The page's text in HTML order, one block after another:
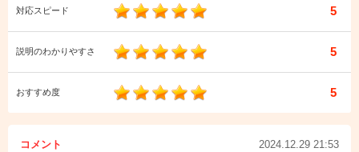
対応スピード 5
説明のわかりやすさ 5
おすすめ度 5
コメント 2024.12.29 21:53